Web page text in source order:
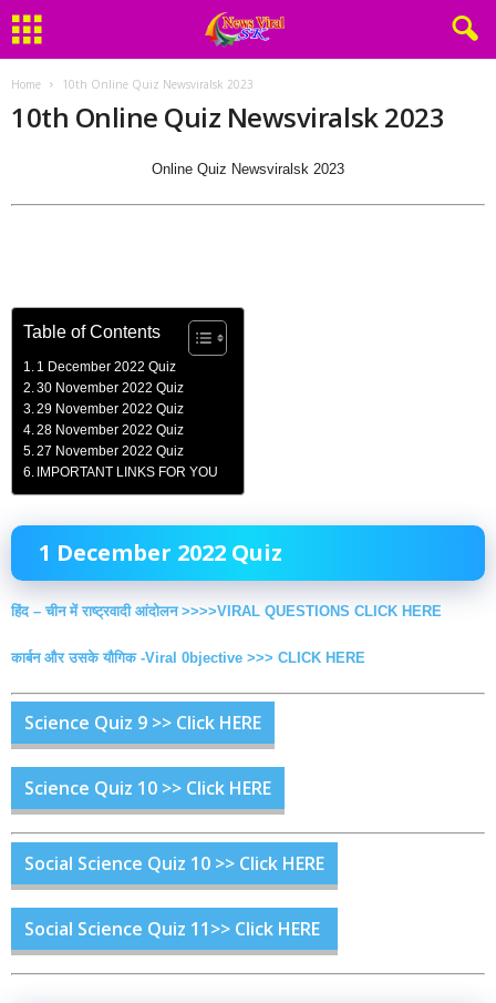
Home 10th Online Quiz Newsviralsk 2023
10th Online Quiz Newsviralsk 2023
Online Quiz Newsviralsk 2023
Table of Contents
1 December 2022 Quiz
30 November 2022 Quiz
29 November 2022 Quiz
28 November 2022 Quiz
27 November 2022 Quiz
IMPORTANT LINKS FOR YOU
1 December 2022 Quiz
हिंद – चीन में राष्ट्रवादी आंदोलन >>>>VIRAL QUESTIONS CLICK HERE
कार्बन और उसके यौगिक -Viral 0bjective >>> CLICK HERE
Science Quiz 9 >> Click HERE
Science Quiz 10 >> Click HERE
Social Science Quiz 10 >> Click HERE
Social Science Quiz 11>> Click HERE